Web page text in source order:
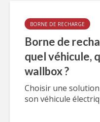
BORNE DE RECHARGE
Borne de
quel véhicule,
wallbox ?
Choisir une
son véhicule